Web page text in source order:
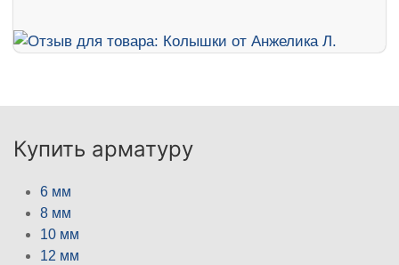
Купить арматуру
6 мм
8 мм
10 мм
12 мм